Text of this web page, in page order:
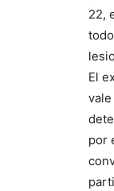
22,
El
por